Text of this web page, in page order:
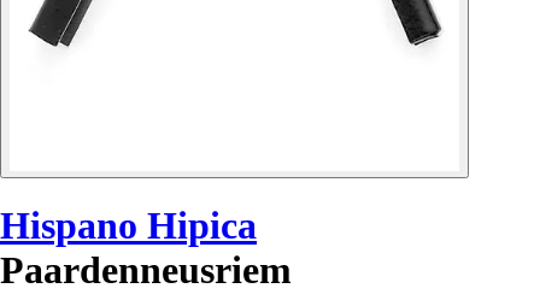
Hispano Hipica
Paardenneusriem